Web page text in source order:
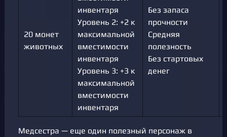
20 монет
животных
инвентаря
Уровень 2: +2 к
максимальной
вместимости
инвентаря
Уровень 3: +3 к
максимальной
вместимости
инвентаря
Без запаса
прочности
Средняя
полезность
Без стартовых
денег
Медсестра — еще один полезный персонаж в